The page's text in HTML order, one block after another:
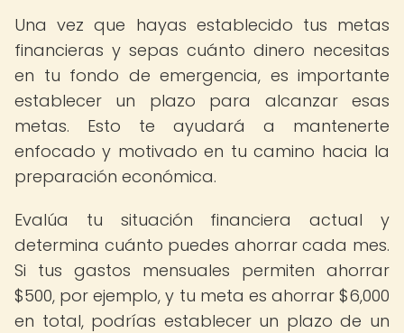
Una vez que hayas establecido tus metas
financieras y sepas cuánto dinero necesitas
en tu fondo de emergencia, es importante
establecer un plazo para alcanzar esas
metas. Esto te ayudará a mantenerte
enfocado y motivado en tu camino hacia la
preparación económica.
Evalúa tu situación financiera actual y
determina cuánto puedes ahorrar cada mes.
Si tus gastos mensuales permiten ahorrar
$500, por ejemplo, y tu meta es ahorrar $6,000
en total, podrías establecer un plazo de un